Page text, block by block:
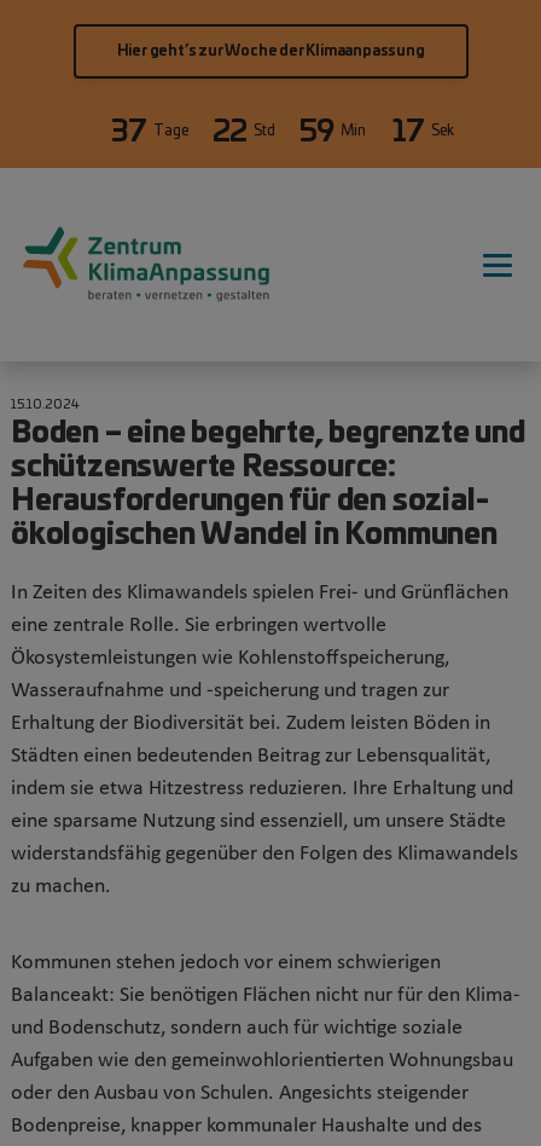
Hier geht’s zur Woche der Klimaanpassung
37 Tage 22 Std 59 Min 17 Sek
15.10.2024
Boden – eine begehrte, begrenzte und
schützenswerte Ressource:
Herausforderungen für den sozial-
ökologischen Wandel in Kommunen
In Zeiten des Klimawandels spielen Frei- und Grünflächen
eine zentrale Rolle. Sie erbringen wertvolle
Ökosystemleistungen wie Kohlenstoffspeicherung,
Wasseraufnahme und -speicherung und tragen zur
Erhaltung der Biodiversität bei. Zudem leisten Böden in
Städten einen bedeutenden Beitrag zur Lebensqualität,
indem sie etwa Hitzestress reduzieren. Ihre Erhaltung und
eine sparsame Nutzung sind essenziell, um unsere Städte
widerstandsfähig gegenüber den Folgen des Klimawandels
zu machen.
Kommunen stehen jedoch vor einem schwierigen
Balanceakt: Sie benötigen Flächen nicht nur für den Klima-
und Bodenschutz, sondern auch für wichtige soziale
Aufgaben wie den gemeinwohlorientierten Wohnungsbau
oder den Ausbau von Schulen. Angesichts steigender
Bodenpreise, knapper kommunaler Haushalte und des